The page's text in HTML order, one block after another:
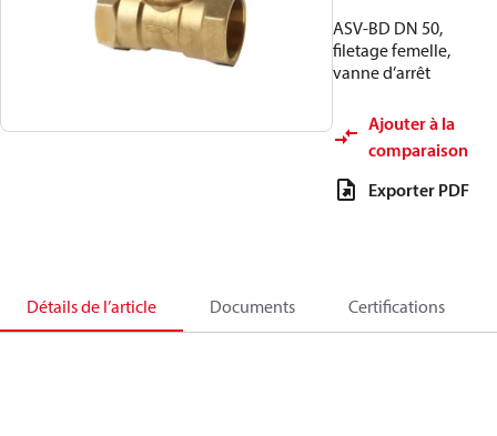
ASV-BD DN 50,
filetage femelle,
vanne d’arrêt
Ajouter à la
comparaison
Exporter PDF
Détails de l’article Documents Certifications